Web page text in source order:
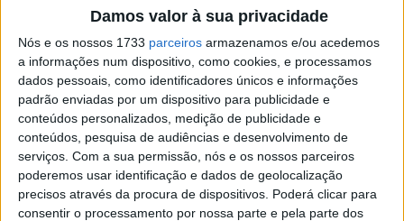
Damos valor à sua privacidade
Nós e os nossos 1733 parceiros armazenamos e/ou acedemos
a informações num dispositivo, como cookies, e processamos
dados pessoais, como identificadores únicos e informações
padrão enviadas por um dispositivo para publicidade e
conteúdos personalizados, medição de publicidade e
conteúdos, pesquisa de audiências e desenvolvimento de
serviços. Com a sua permissão, nós e os nossos parceiros
poderemos usar identificação e dados de geolocalização
precisos através da procura de dispositivos. Poderá clicar para
consentir o processamento por nossa parte e pela parte dos
MotoE: As primeiras impressões de
Michele Pirro sobre o protótipo da Ducati
PORBERNARDO FIGUEIREDO 22 DEZEMBRO, 2021 0
Tendências Comentários Novidades
MotoGP- Reviravolta com Oliveira na Honda
8 SETEMBRO, 2025